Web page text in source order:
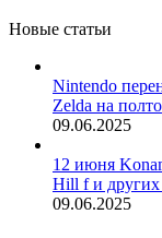
Новые статьи
Nintendo
Zelda на
09.06.2025
12 июня
Hill f и других
09.06.2025